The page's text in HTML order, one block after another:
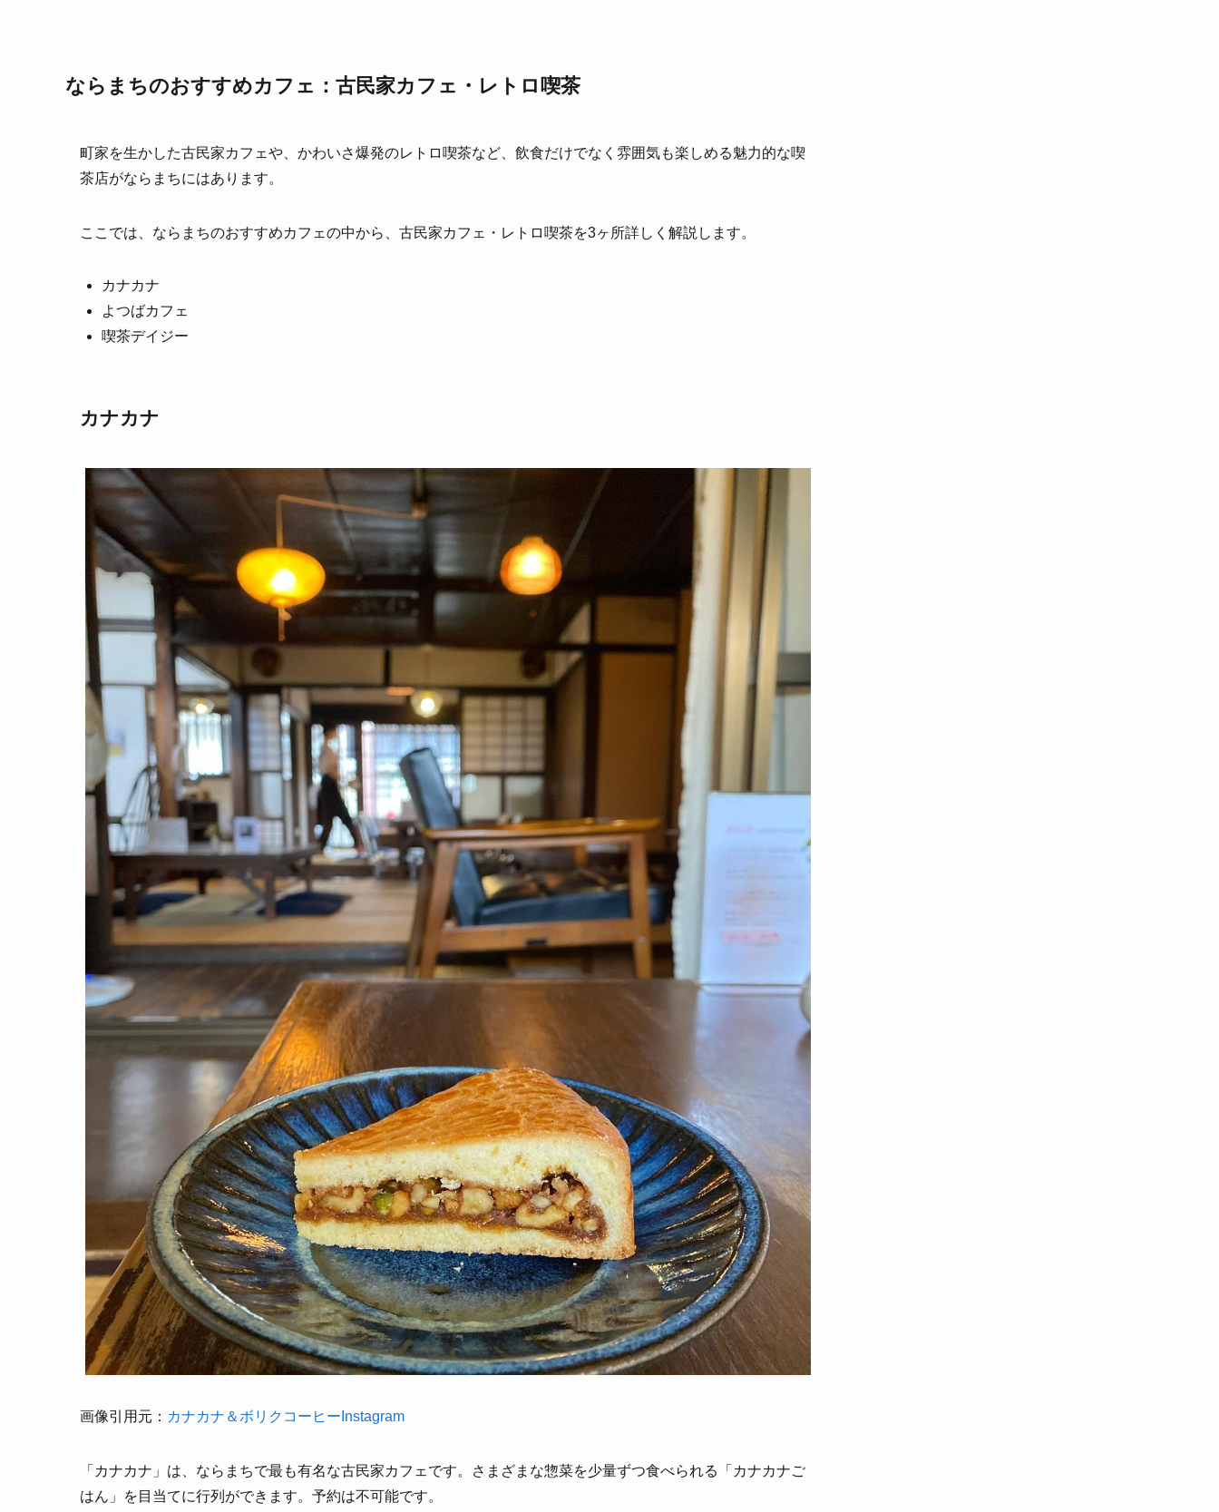
ならまちのおすすめカフェ：古民家カフェ・レトロ喫茶
町家を生かした古民家カフェや、かわいさ爆発のレトロ喫茶など、飲食だけでなく雰囲気も楽しめる魅力的な喫
茶店がならまちにはあります。
ここでは、ならまちのおすすめカフェの中から、古民家カフェ・レトロ喫茶を3ヶ所詳しく解説します。
カナカナ
よつばカフェ
喫茶デイジー
カナカナ
画像引用元： カナカナ＆ボリクコーヒーInstagram
「カナカナ」は、ならまちで最も有名な古民家カフェです。さまざまな惣菜を少量ずつ食べられる「カナカナご
はん」を目当てに行列ができます。予約は不可能です。